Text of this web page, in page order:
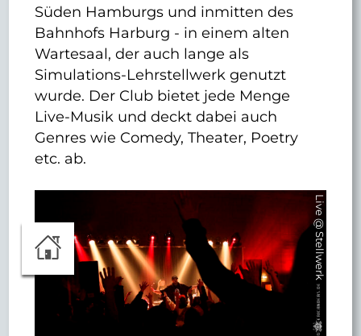
Süden Hamburgs und inmitten des
Bahnhofs Harburg - in einem alten
Wartesaal, der auch lange als
Simulations-Lehrstellwerk genutzt
wurde. Der Club bietet jede Menge
Live-Musik und deckt dabei auch
Genres wie Comedy, Theater, Poetry
etc. ab.
Live @ Stellwerk